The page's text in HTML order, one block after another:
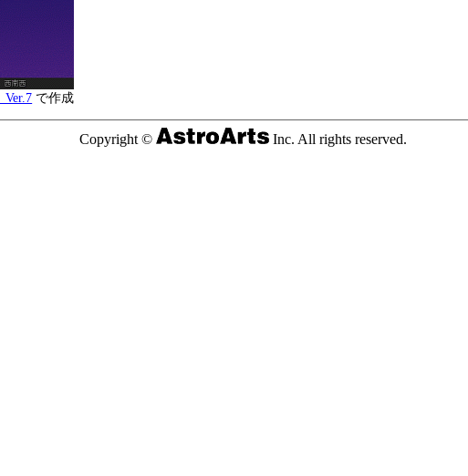
で作成
Copyright © Inc. All rights reserved.